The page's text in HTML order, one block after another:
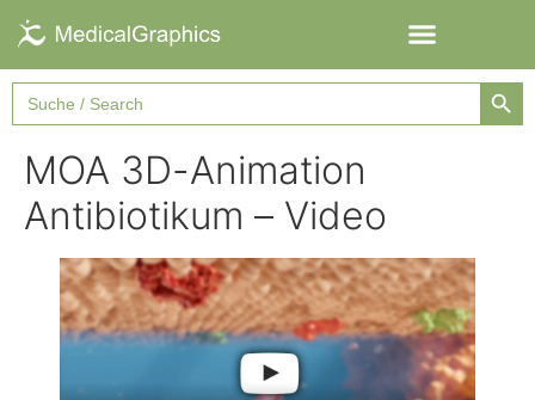
Search
for:
MOA 3D-Animation
Antibiotikum – Video